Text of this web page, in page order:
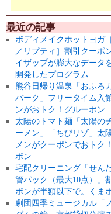
最近の記事
ボディメイクホットヨガ
／リプティ］割引クーポ
イザップが膨大なデータ
開発したプログラム
熊谷日帰り温泉「おふろ
バーク」フリータイム入
ンがおトク！グルーポン
太陽のトマト麺「太陽の
ーメン」「ちびリゾ」太
メンがクーポンでおトク
ポン
宅配クリーニング「せん
管パック（最大10点）」
ポンが半額以下で。くま
劇団四季ミュージカル「